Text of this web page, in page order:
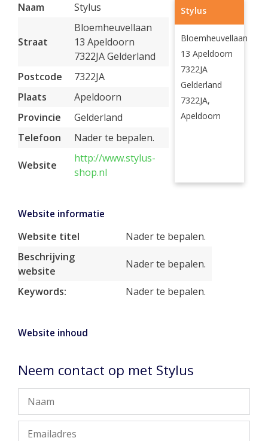
Naam Stylus
Straat
Bloemheuvellaan
13 Apeldoorn
7322JA Gelderland
Postcode
7322JA
Plaats
Apeldoorn
Provincie
Gelderland
Telefoon
Nader te bepalen.
Website
http://www.stylus-
shop.nl
Stylus
Bloemheuvellaan
13 Apeldoorn
7322JA
Gelderland
7322JA,
Apeldoorn
Website informatie
Website titel
Nader te bepalen.
Beschrijving
website
Nader te bepalen.
Keywords: Nader te bepalen.
Website inhoud
Neem contact op met Stylus